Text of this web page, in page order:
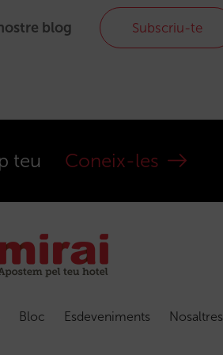
blog Subscriu-te
teu Coneix-les
Bloc Esdeveniments Nosaltres